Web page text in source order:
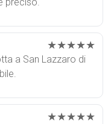
★★★★★
a San Lazzaro di
★★★★★